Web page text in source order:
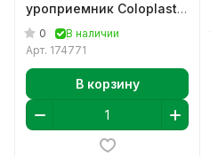
уроприемник Coloplast,
10-55 мм
0
В наличии
Арт. 174771
В корзину